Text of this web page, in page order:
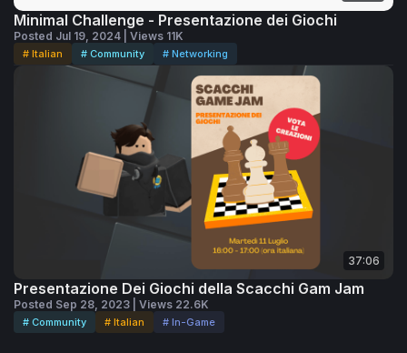
Minimal Challenge - Presentazione dei Giochi
Posted Jul 19, 2024 | Views 11K
# Italian # Community # Networking
37:06
Presentazione Dei Giochi della Scacchi Gam Jam
Posted Sep 28, 2023 | Views 22.6K
# Community # Italian # In-Game